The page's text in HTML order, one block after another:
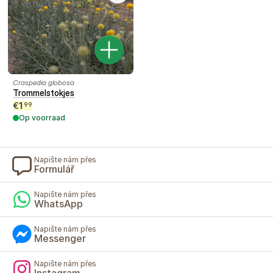
Craspedia globosa
Trommelstokjes
€1 99
Op voorraad
Napište nám přes
Formulář
Napište nám přes
WhatsApp
Napište nám přes
Messenger
Napište nám přes